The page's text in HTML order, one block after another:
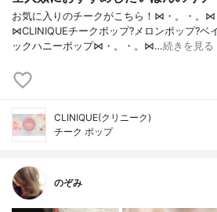
お気に入りのチークがこちら！⋈・。・。⋈
⋈CLINIQUEチークポップ?メロンポップ?ベ
ックハニーポップ⋈・。・。⋈…続きを見る
CLINIQUE(クリニーク)
チーク ポップ
のぞみ